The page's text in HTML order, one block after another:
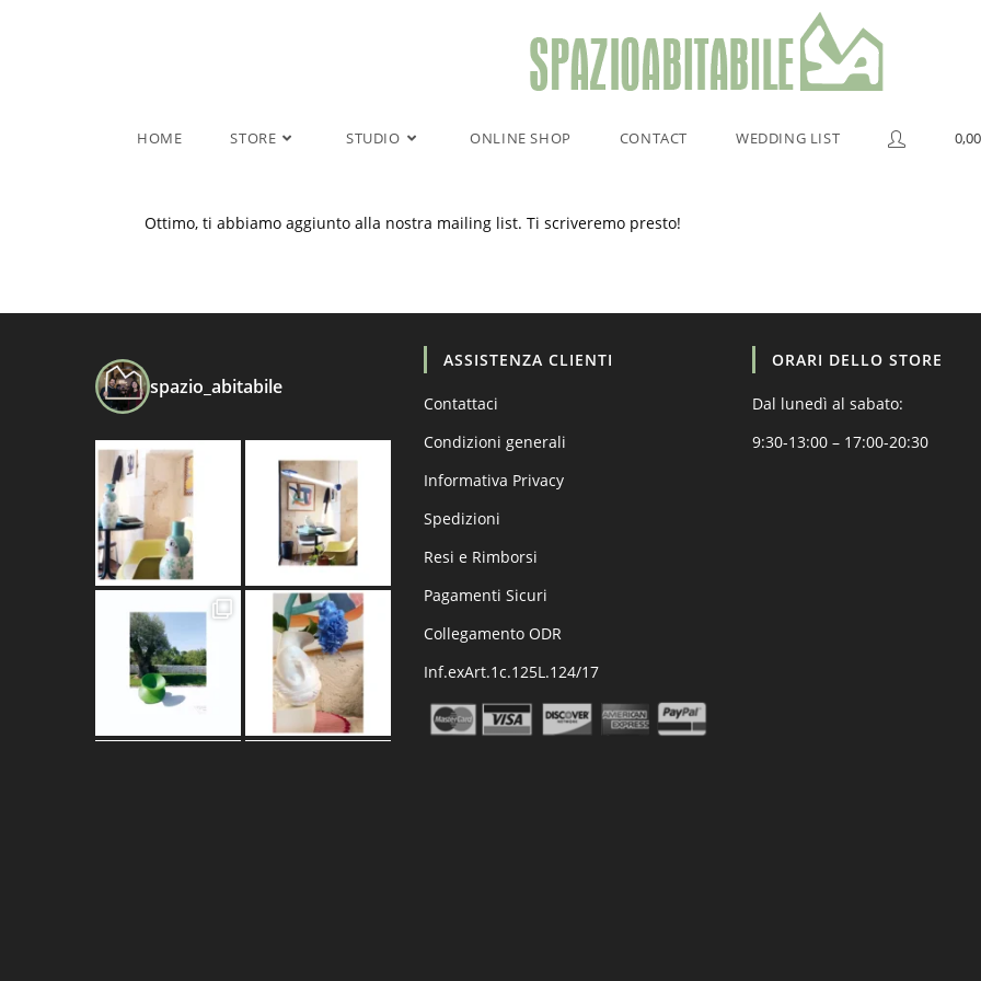
HOME STORE STUDIO ONLINE SHOP CONTACT WEDDING LIST 0,00
Ottimo, ti abbiamo aggiunto alla nostra mailing list. Ti scriveremo presto!
spazio_abitabile
ASSISTENZA CLIENTI
Contattaci
Condizioni generali
Informativa Privacy
Spedizioni
Resi e Rimborsi
Pagamenti Sicuri
Collegamento ODR
Inf.exArt.1c.125L.124/17
ORARI DELLO STORE
Dal lunedì al sabato:
9:30-13:00 – 17:00-20:30